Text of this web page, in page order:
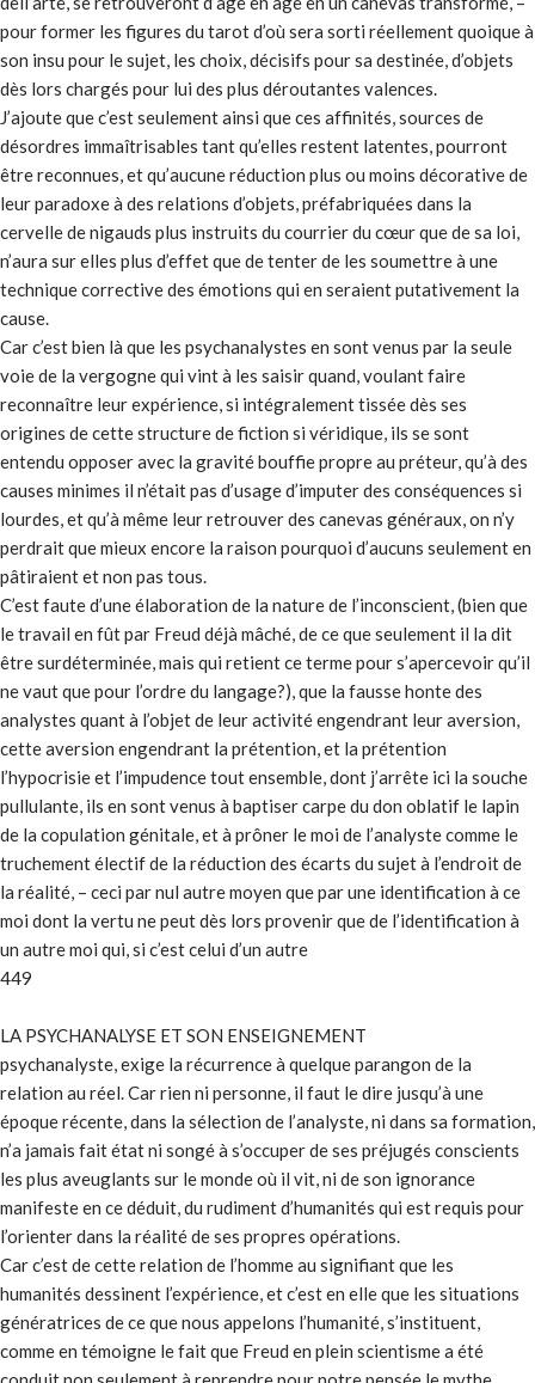
pour former les figures du tarot d’où sera sorti réellement quoique à
son insu pour le sujet, les choix, décisifs pour sa destinée, d’objets
dès lors chargés pour lui des plus déroutantes valences.
J’ajoute que c’est seulement ainsi que ces affinités, sources de
désordres immaîtrisables tant qu’elles restent latentes, pourront
être reconnues, et qu’aucune réduction plus ou moins décorative de
leur paradoxe à des relations d’objets, préfabriquées dans la
cervelle de nigauds plus instruits du courrier du cœur que de sa loi,
n’aura sur elles plus d’effet que de tenter de les soumettre à une
technique corrective des émotions qui en seraient putativement la
cause.
Car c’est bien là que les psychanalystes en sont venus par la seule
voie de la vergogne qui vint à les saisir quand, voulant faire
reconnaître leur expérience, si intégralement tissée dès ses
origines de cette structure de fiction si véridique, ils se sont
entendu opposer avec la gravité bouffie propre au préteur, qu’à des
causes minimes il n’était pas d’usage d’imputer des conséquences si
lourdes, et qu’à même leur retrouver des canevas généraux, on n’y
perdrait que mieux encore la raison pourquoi d’aucuns seulement en
pâtiraient et non pas tous.
C’est faute d’une élaboration de la nature de l’inconscient, (bien que
le travail en fût par Freud déjà mâché, de ce que seulement il la dit
être surdéterminée, mais qui retient ce terme pour s’apercevoir qu’il
ne vaut que pour l’ordre du langage?), que la fausse honte des
analystes quant à l’objet de leur activité engendrant leur aversion,
cette aversion engendrant la prétention, et la prétention
l’hypocrisie et l’impudence tout ensemble, dont j’arrête ici la souche
pullulante, ils en sont venus à baptiser carpe du don oblatif le lapin
de la copulation génitale, et à prôner le moi de l’analyste comme le
truchement électif de la réduction des écarts du sujet à l’endroit de
la réalité, – ceci par nul autre moyen que par une identification à ce
moi dont la vertu ne peut dès lors provenir que de l’identification à
un autre moi qui, si c’est celui d’un autre
449
LA PSYCHANALYSE ET SON ENSEIGNEMENT
psychanalyste, exige la récurrence à quelque parangon de la
relation au réel. Car rien ni personne, il faut le dire jusqu’à une
époque récente, dans la sélection de l’analyste, ni dans sa formation,
n’a jamais fait état ni songé à s’occuper de ses préjugés conscients
les plus aveuglants sur le monde où il vit, ni de son ignorance
manifeste en ce déduit, du rudiment d’humanités qui est requis pour
l’orienter dans la réalité de ses propres opérations.
Car c’est de cette relation de l’homme au signifiant que les
humanités dessinent l’expérience, et c’est en elle que les situations
génératrices de ce que nous appelons l’humanité, s’instituent,
comme en témoigne le fait que Freud en plein scientisme a été